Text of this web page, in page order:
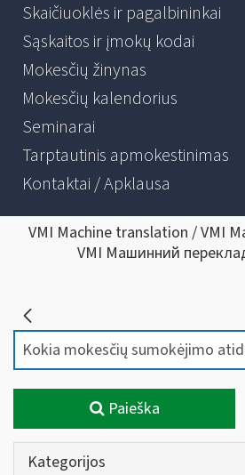
Skaičiuoklės ir pagalbininkai
Sąskaitos ir įmokų kodai
Mokesčių žinynas
Mokesčių kalendorius
Seminarai
Tarptautinis apmokestinimas
Kontaktai / Apklausa
VMI Machine translation / VMI
VMI Машинний
Paieška
Kategorijos